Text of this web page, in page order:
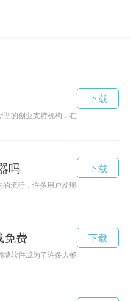
型的创业支持机构，在帮助初创企业
下载
吗
的流行，许多用户发现在使用国际版
下载
免费
墙软件成为了许多人畅游互联网的利
下载